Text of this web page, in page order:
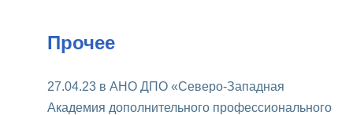
Прочее
27.04.23 в АНО ДПО «Северо-Западная
Академия дополнительного профессионального